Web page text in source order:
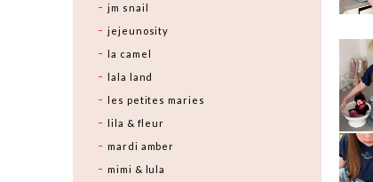
jm snail
jejeunosity
la camel
lala land
les petites maries
lila & fleur
mardi amber
mimi & lula